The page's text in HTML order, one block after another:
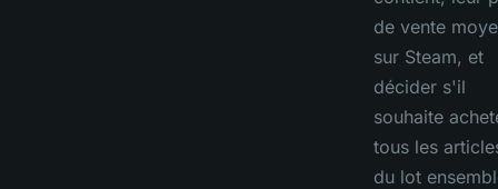
de vente
sur Steam, et
décider s'il
souhaite
tous les
du lot